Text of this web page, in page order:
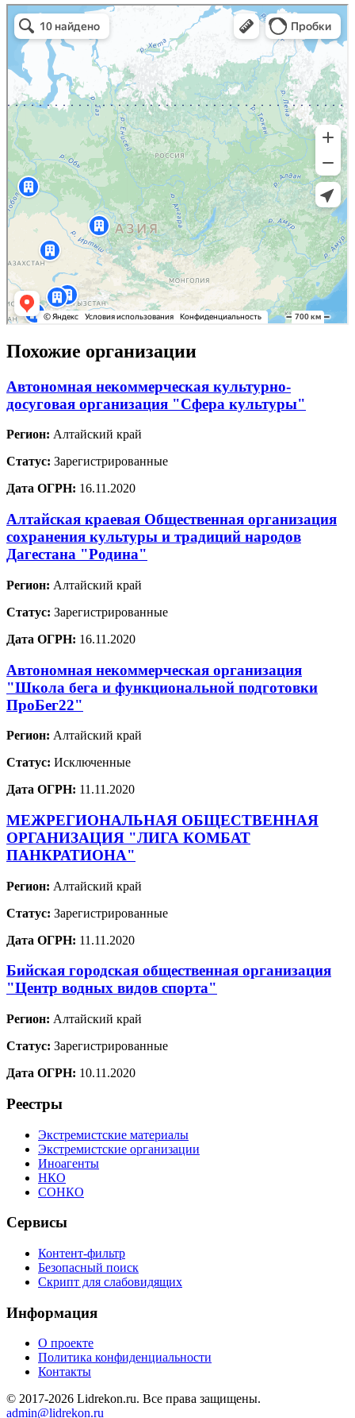
Похожие организации
Автономная некоммерческая культурно-
досуговая организация "Сфера культуры"
Регион: Алтайский край
Статус: Зарегистрированные
Дата ОГРН: 16.11.2020
Алтайская краевая Общественная организация
сохранения культуры и традиций народов
Дагестана "Родина"
Регион: Алтайский край
Статус: Зарегистрированные
Дата ОГРН: 16.11.2020
Автономная некоммерческая организация
"Школа бега и функциональной подготовки
ПроБег22"
Регион: Алтайский край
Статус: Исключенные
Дата ОГРН: 11.11.2020
МЕЖРЕГИОНАЛЬНАЯ ОБЩЕСТВЕННАЯ
ОРГАНИЗАЦИЯ "ЛИГА КОМБАТ
ПАНКРАТИОНА"
Регион: Алтайский край
Статус: Зарегистрированные
Дата ОГРН: 11.11.2020
Бийская городская общественная организация
"Центр водных видов спорта"
Регион: Алтайский край
Статус: Зарегистрированные
Дата ОГРН: 10.11.2020
Реестры
Экстремистские материалы
Экстремистские организации
Иноагенты
НКО
СОНКО
Сервисы
Контент-фильтр
Безопасный поиск
Скрипт для слабовидящих
Информация
О проекте
Политика конфиденциальности
Контакты
© 2017-2026 Lidrekon.ru. Все права защищены.
admin@lidrekon.ru